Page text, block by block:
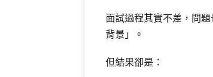
面試過程其實不差，問
背景」。
但結果卻是：